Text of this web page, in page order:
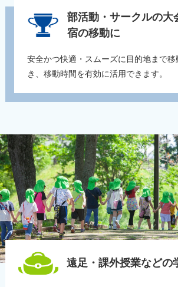
部活動・サークルの大
宿の移動に
安全かつ快適・スムーズに目的地まで
き、移動時間を有効に活用できます。
遠足・課外授業などの